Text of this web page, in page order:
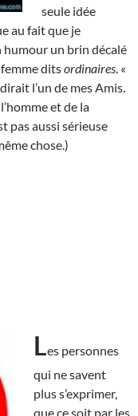
seule idée
au fait que je
humour un brin décalé
ditsordinaires «
l’un de mes Amis.
et de la
pas aussi sérieuse
chose.)
Les personnes
qui ne savent
plus s’exprimer,
que ce soit par les